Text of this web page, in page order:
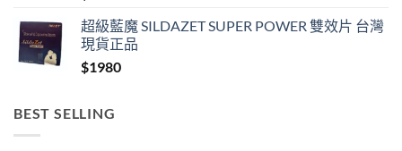
超級藍魔 SILDAZET SUPER POWER 雙效片 台灣
現貨正品
$1980
BEST SELLING